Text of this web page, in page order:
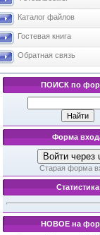
Каталог файлов
Гостевая книга
Обратная связь
ПОИСК по
Форма
Войти через
Старая форма
Статистика
НОВОЕ на